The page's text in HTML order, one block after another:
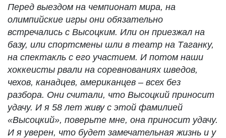
Перед выездом на чемпионат мира, на
олимпийские игры они обязательно
встречались с Высоцким. Или он приезжал на
базу, или спортсмены шли в театр на Таганку,
на спектакль с его участием. И потом наши
хоккеисты рвали на соревнованиях шведов,
чехов, канадцев, американцев – всех без
разбора. Они считали, что Высоцкий приносит
удачу. И я 58 лет живу с этой фамилией
«Высоцкий», поверьте мне, она приносит удачу.
И я уверен, что будет замечательная жизнь и у